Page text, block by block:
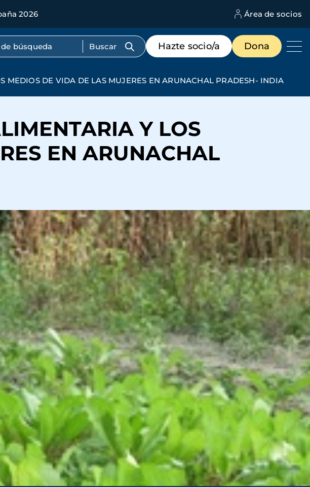
2026 Área de socios
completo
Menú
de
destacados
Hazte socio/a Dona
MEDIOS DE VIDA DE LAS MUJERES EN ARUNACHAL PRADESH- INDIA
Y LOS
EN ARUNACHAL